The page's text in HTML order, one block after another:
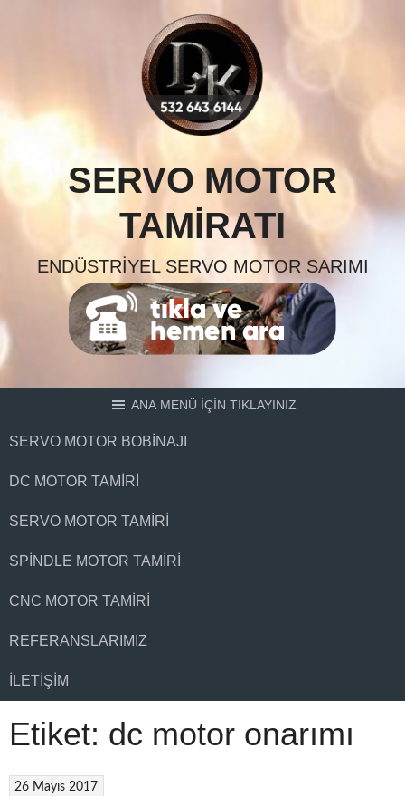
SERVO MOTOR
TAMIRATI
ENDÜSTRIYEL SERVO MOTOR SARIMI
ANA MENÜ İÇİN TIKLAYINIZ
SERVO MOTOR BOBINAJI
DC MOTOR TAMIRI
SERVO MOTOR TAMIRI
SPINDLE MOTOR TAMIRI
CNC MOTOR TAMIRI
REFERANSLARIMIZ
İLETIŞIM
Etiket: dc motor onarımı
26 Mayıs 2017